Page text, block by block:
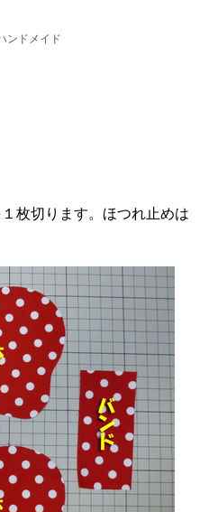
枚切ります。ほつれ止めは